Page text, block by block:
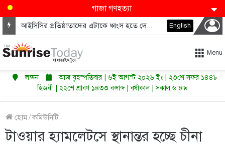
গাজা গণহত্যা
আইসিসির প্রতিষ্ঠাতাদের এটাকে ধ্বংস হতে দেওয়া উচিত নয় English
Menu
লন্ডন
আজ বৃহস্পতিবার | ৬ই আগস্ট ২০২৬ ইং | ২৩শে সফর ১৪৪৮
হিজরী | ২২শে শ্রাবণ ১৪৩৩ বঙ্গাব্দ | বর্ষাকাল | সকাল ৬:৪৯
হোম/কমিউনিটি
টাওয়ার হ্যামলেটসে স্থানান্তর হচ্ছে চীনা